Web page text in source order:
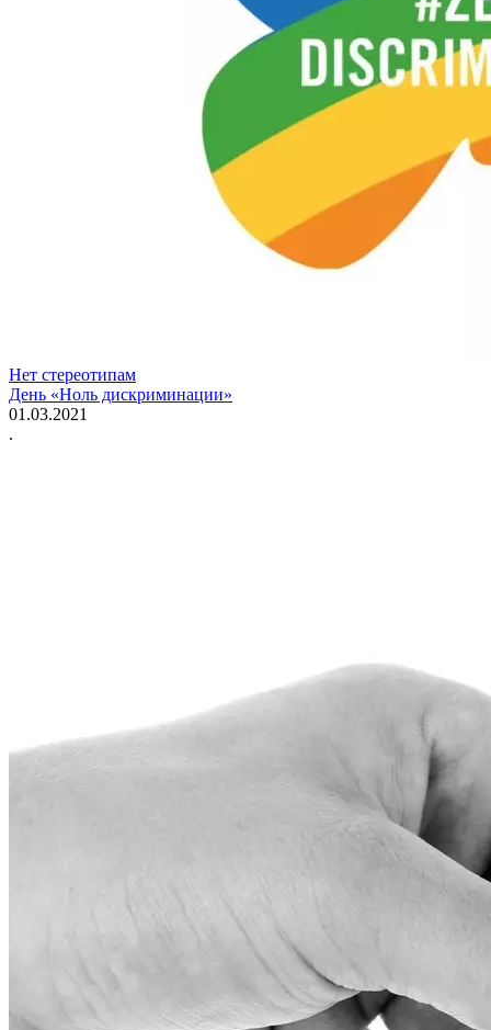
Нет стереотипам
День «Ноль дискриминации»
01.03.2021
.